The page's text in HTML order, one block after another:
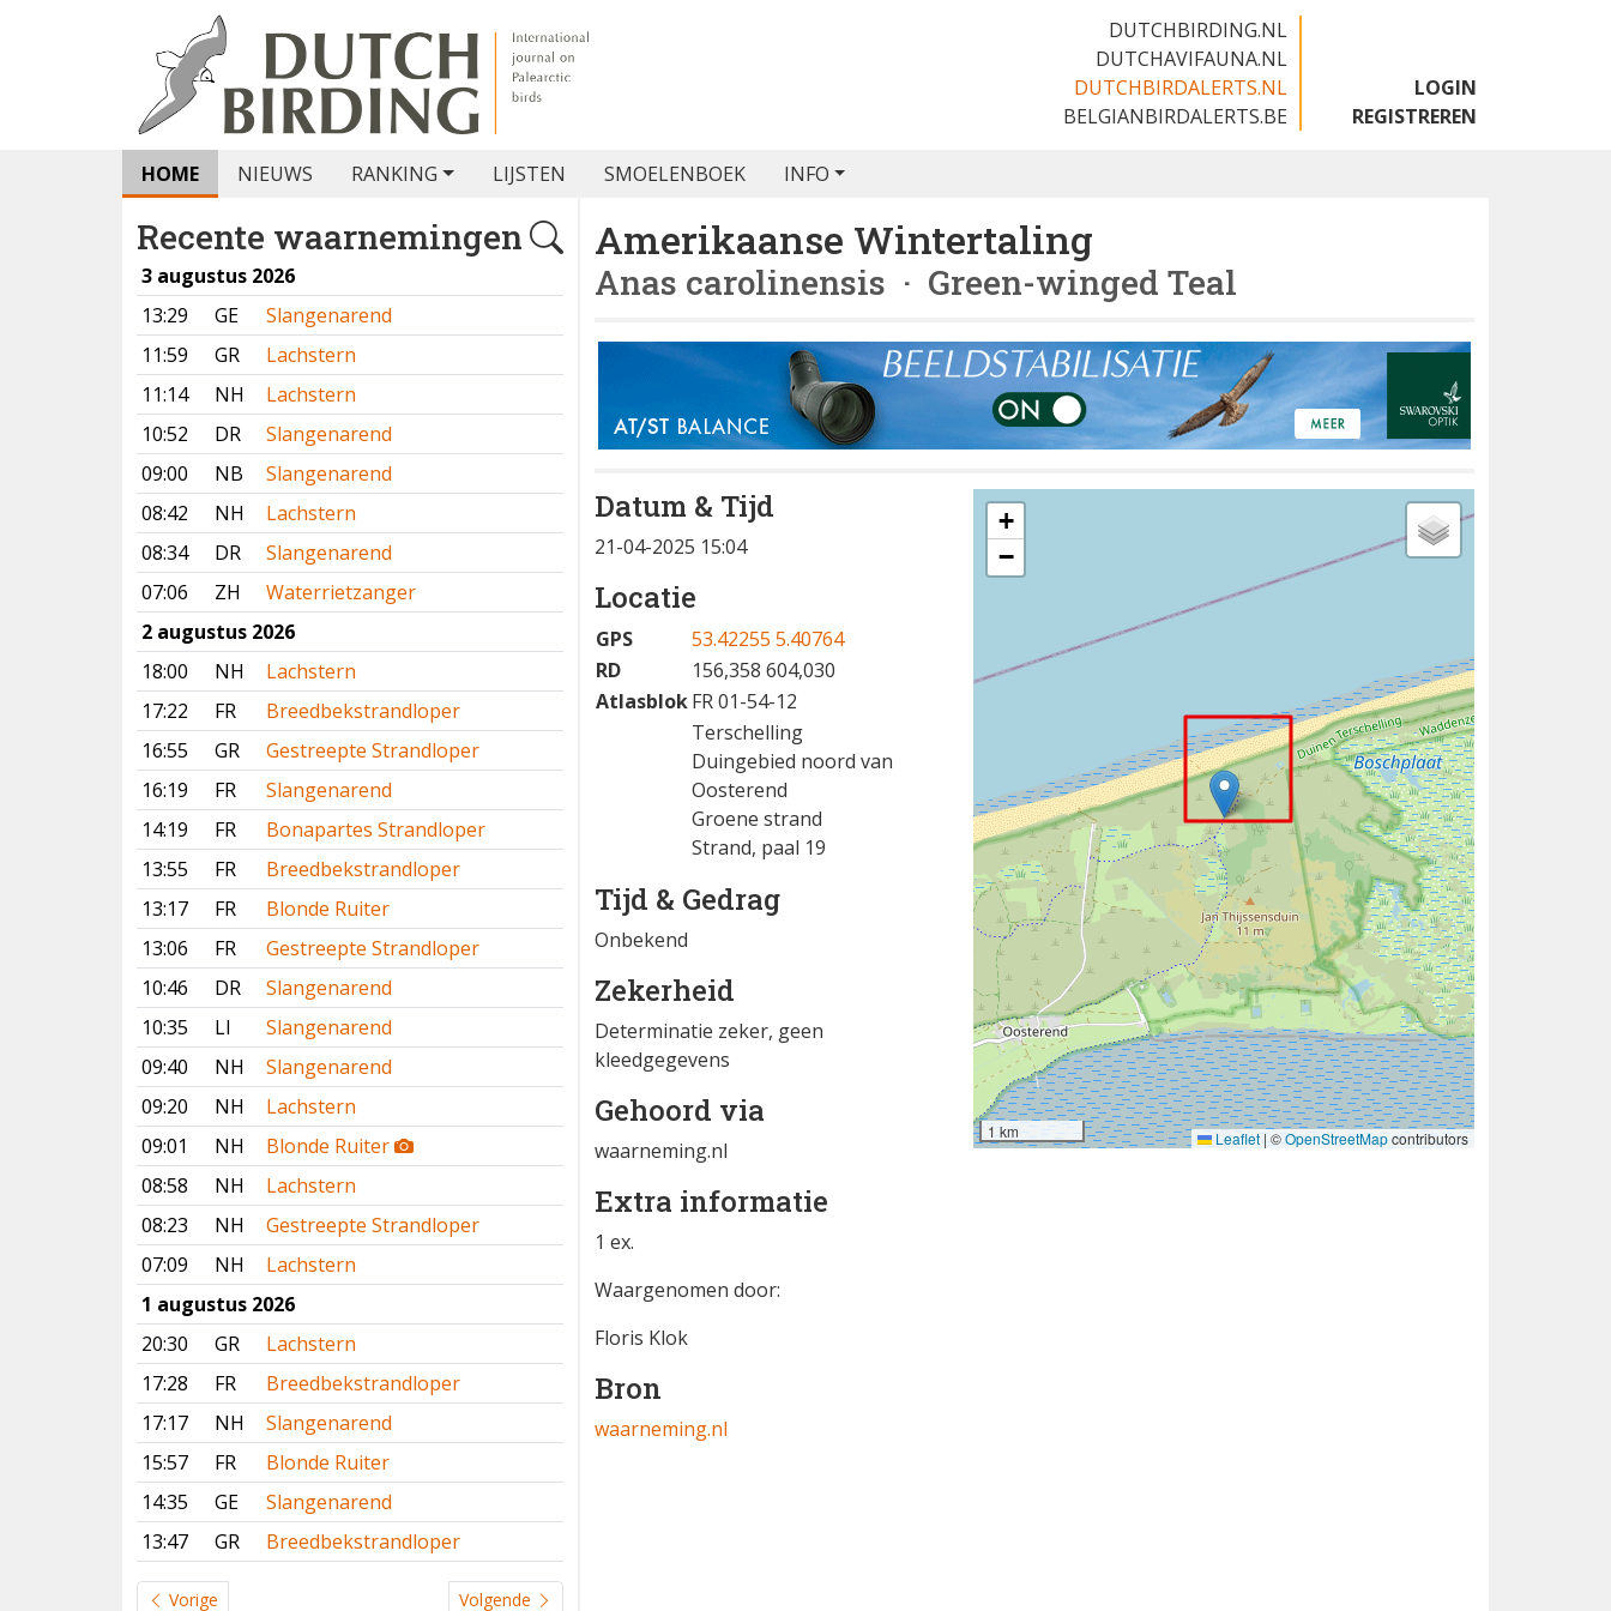
DUTCHBIRDING.NL
DUTCHAVIFAUNA.NL
DUTCHBIRDALERTS.NL
BELGIANBIRDALERTS.BE
LOGIN
REGISTREREN
HOME NIEUWS RANKING LIJSTEN SMOELENBOEK INFO
Recente waarnemingen
3 augustus 2026
13:29
GE
Slangenarend
11:59
GR
Lachstern
11:14
NH
Lachstern
10:52
DR
Slangenarend
09:00
NB
Slangenarend
08:42
NH
Lachstern
08:34
DR
Slangenarend
07:06
ZH
Waterrietzanger
2 augustus 2026
18:00
NH
Lachstern
17:22
FR
Breedbekstrandloper
16:55
GR
Gestreepte Strandloper
16:19
FR
Slangenarend
14:19
FR
Bonapartes Strandloper
13:55
FR
Breedbekstrandloper
13:17
FR
Blonde Ruiter
13:06
FR
Gestreepte Strandloper
10:46
DR
Slangenarend
10:35
LI
Slangenarend
09:40
NH
Slangenarend
09:20
NH
Lachstern
09:01
NH
Blonde Ruiter
08:58
NH
Lachstern
08:23
NH
Gestreepte Strandloper
07:09
NH
Lachstern
1 augustus 2026
20:30
GR
Lachstern
17:28
FR
Breedbekstrandloper
17:17
NH
Slangenarend
15:57
FR
Blonde Ruiter
14:35
GE
Slangenarend
13:47
GR Breedbekstrandloper
Vorige Volgende
Amerikaanse Wintertaling
Anas carolinensis · Green-winged Teal
Datum & Tijd
21-04-2025 15:04
Locatie
GPS
53.42255 5.40764
RD
156,358 604,030
AtlasblokFR 01-54-12
Terschelling
Duingebied noord van
Oosterend
Groene strand
Strand, paal 19
Tijd & Gedrag
Onbekend
Zekerheid
Determinatie zeker, geen
kleedgegevens
Gehoord via
waarneming.nl
Extra informatie
1 ex.
Waargenomen door:
Floris Klok
Bron
waarneming.nl
+
−
1 km Leaflet | ©OpenStreetMapcontributors